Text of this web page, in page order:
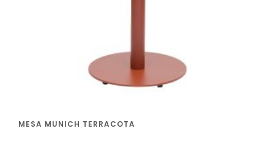
MESA MUNICH TERRACOTA